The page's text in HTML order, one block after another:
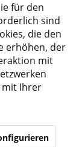
für den
sind
die den
erhöhen, der
mit
mit Ihrer